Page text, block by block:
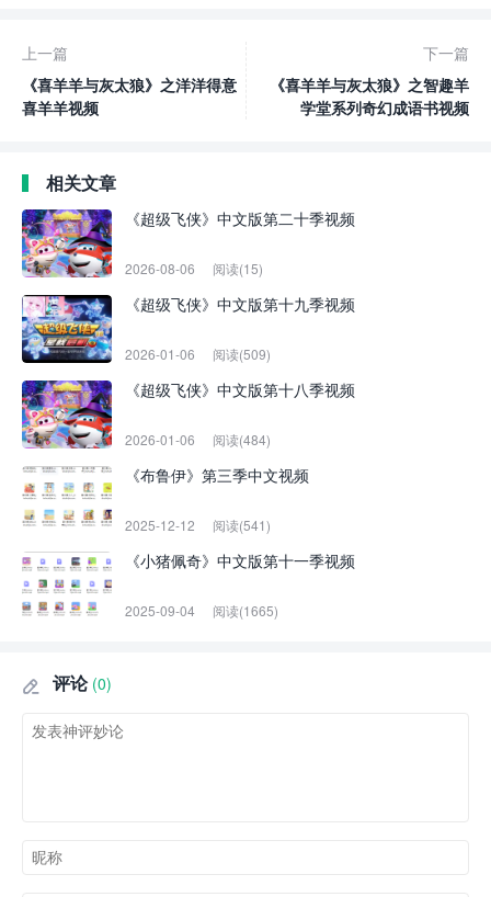
上一篇
《喜羊羊与灰太狼》之洋洋得意
喜羊羊视频
下一篇
《喜羊羊与灰太狼》之智趣羊
学堂系列奇幻成语书视频
相关文章
《超级飞侠》中文版第二十季视频
2026-08-06 阅读(15)
《超级飞侠》中文版第十九季视频
2026-01-06 阅读(509)
《超级飞侠》中文版第十八季视频
2026-01-06 阅读(484)
《布鲁伊》第三季中文视频
2025-12-12 阅读(541)
《小猪佩奇》中文版第十一季视频
2025-09-04 阅读(1665)
 评论 (0)